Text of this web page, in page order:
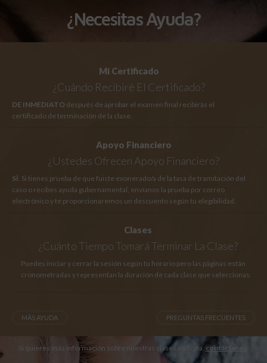
¿Necesitas Ayuda?
Mi Certificado
¿Cuándo Recibiré El Certificado?
DE INMEDIATO después de aprobar el examen final recibirás el
certificado de terminación de la clase.
Apoyo Financiero
¿Ustedes Ofrecen Apoyo Financiero?
SÍ . Si tienes prueba de que fuiste exonerado/a de la tasa de tramitación del
caso o recibes ayuda gubernamental, envíanos la prueba por correo
electrónico y te proporcionaremos un descuento según tu elegibilidad.
Clases
¿Cuánto Tiempo Tomará Terminar La Clase?
Puedes iniciar y cerrar la sesión según tu horario pero las páginas están
cronometradas y representan la duración de cada clase que seleccionas.
MÁS AYUDA PREGUNTAS FRECUENTES
Si quieres más información sobre nuestras clases en línea, contáctanos